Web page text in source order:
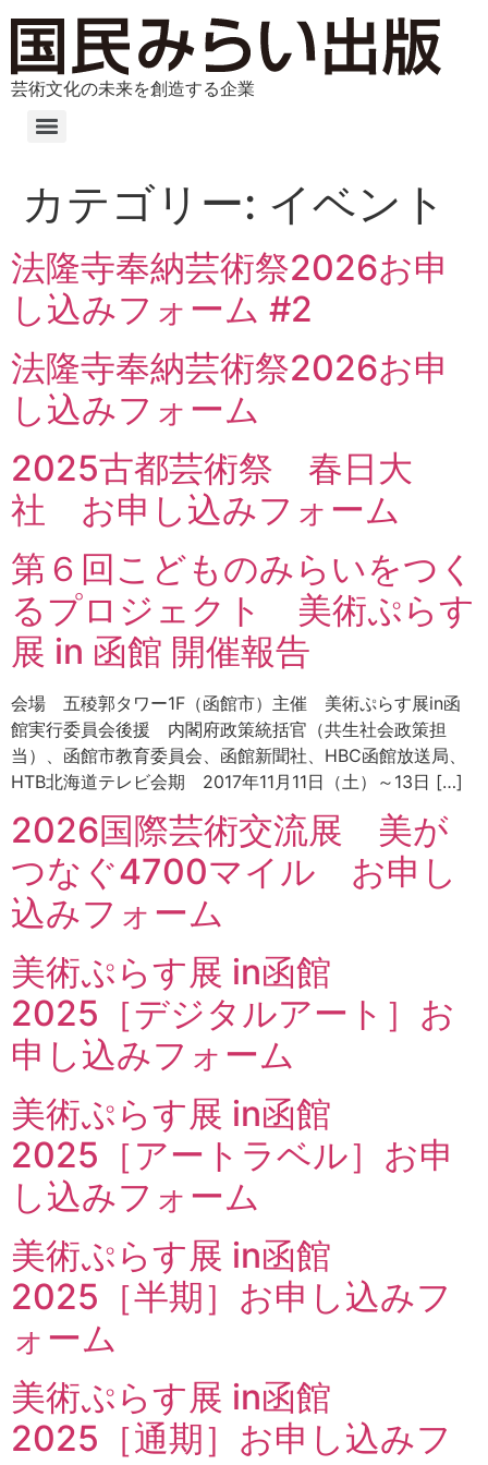
芸術文化の未来を創造する企業
カテゴリー: イベント
法隆寺奉納芸術祭2026お申
し込みフォーム #2
法隆寺奉納芸術祭2026お申
し込みフォーム
2025古都芸術祭 春日大
社 お申し込みフォーム
第６回こどものみらいをつく
るプロジェクト 美術ぷらす
展 in 函館 開催報告
会場 五稜郭タワー1F（函館市）主催 美術ぷらす展in函
館実行委員会後援 内閣府政策統括官（共生社会政策担
当）、函館市教育委員会、函館新聞社、HBC函館放送局、
HTB北海道テレビ会期 2017年11月11日（土）～13日 […]
2026国際芸術交流展 美が
つなぐ4700マイル お申し
込みフォーム
美術ぷらす展 in函館
2025［デジタルアート］お
申し込みフォーム
美術ぷらす展 in函館
2025［アートラベル］お申
し込みフォーム
美術ぷらす展 in函館
2025［半期］お申し込みフ
ォーム
美術ぷらす展 in函館
2025［通期］お申し込みフ